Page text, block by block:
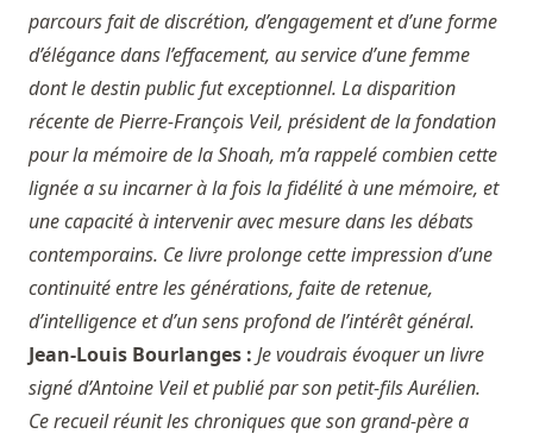
parcours fait de discrétion, d’engagement et d’une forme
d’élégance dans l’effacement, au service d’une femme
dont le destin public fut exceptionnel. La disparition
récente de Pierre-François Veil, président de la fondation
pour la mémoire de la Shoah, m’a rappelé combien cette
lignée a su incarner à la fois la fidélité à une mémoire, et
une capacité à intervenir avec mesure dans les débats
contemporains. Ce livre prolonge cette impression d’une
continuité entre les générations, faite de retenue,
d’intelligence et d’un sens profond de l’intérêt général.
Jean-Louis Bourlanges : Je voudrais évoquer un livre
signé d’Antoine Veil et publié par son petit-fils Aurélien.
Ce recueil réunit les chroniques que son grand-père a